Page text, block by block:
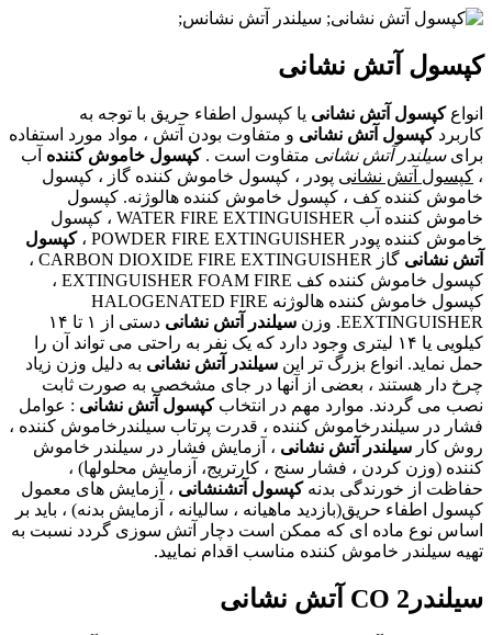
کپسول آتش نشانی
انواعکپسول آتش نشانی یا کپسول اطفاء حریق با توجه به
کاربردکپسول آتش نشانی و متفاوت بودن آتش ، مواد مورد استفاده
برایسیلندر آتش نشانی متفاوت است .کپسول خاموش کننده آب
، کپسول آتش نشانی پودر ، کپسول خاموش کننده گاز ، کپسول
خاموش کننده کف ، کپسول خاموش کننده هالوژنه. کپسول
خاموش کننده آب WATER FIRE EXTINGUISHER ، کپسول
خاموش کننده پودر POWDER FIRE EXTINGUISHER ،
کپسول
آتش نشانی
گاز CARBON DIOXIDE FIRE EXTINGUISHER ،
کپسول خاموش کننده کف EXTINGUISHER FOAM FIRE ،
کپسول خاموش کننده هالوژنه HALOGENATED FIRE
EEXTINGUISHER. وزن
سیلندر آتش نشانی
دستی از ۱ تا ۱۴
کیلویی یا ۱۴ لیتری وجود دارد که یک نفر به راحتی می تواند آن را
حمل نماید. انواع بزرگ تر این سیلندر آتش نشانی به دلیل وزن زیاد
چرخ دار هستند ، بعضی از آنها در جای مشخصی به صورت ثابت
نصب می گردند. موارد مهم در انتخابکپسول آتش نشانی : عوامل
فشار در سیلندرخاموش کننده ، قدرت پرتاب سیلندرخاموش کننده ،
روش کار سیلندر آتش نشانی ، آزمایش فشار در سیلندر خاموش
کننده (وزن کردن ، فشار سنج ، کارتریج، آزمایش محلولها) ،
حفاظت از خورندگی بدنهکپسول آتشنشانی ، آزمایش های معمول
کپسول اطفاء حریق(بازدید ماهیانه ، سالیانه ، آزمایش بدنه) ، باید بر
اساس نوع ماده ای که ممکن است دچار آتش سوزی گردد نسبت به
تهیه سیلندر خاموش کننده مناسب اقدام نمایید.
سیلندرCO 2 آتش نشانی